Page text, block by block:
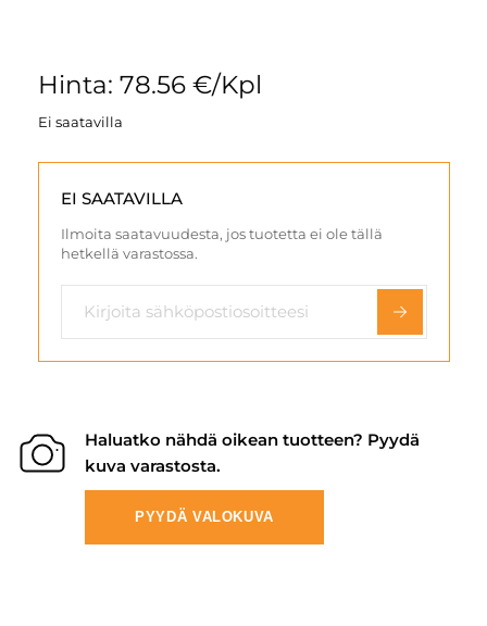
Hinta: 78.56 €/Kpl
Ei saatavilla
EI SAATAVILLA
Ilmoita saatavuudesta, jos tuotetta ei ole tällä
hetkellä varastossa.
Haluatko nähdä oikean tuotteen? Pyydä
kuva varastosta.
PYYDÄ VALOKUVA